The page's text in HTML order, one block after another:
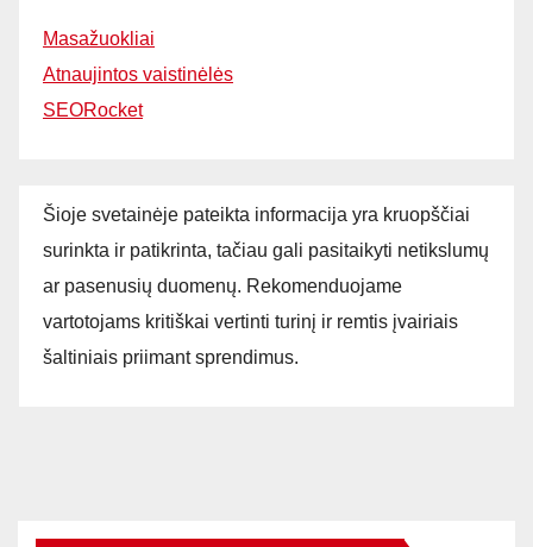
Masažuokliai
Atnaujintos vaistinėlės
SEORocket
Šioje svetainėje pateikta informacija yra kruopščiai
surinkta ir patikrinta, tačiau gali pasitaikyti netikslumų
ar pasenusių duomenų. Rekomenduojame
vartotojams kritiškai vertinti turinį ir remtis įvairiais
šaltiniais priimant sprendimus.